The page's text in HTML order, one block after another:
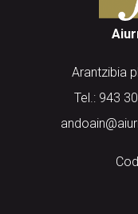
Arantzibia
Tel.: 943